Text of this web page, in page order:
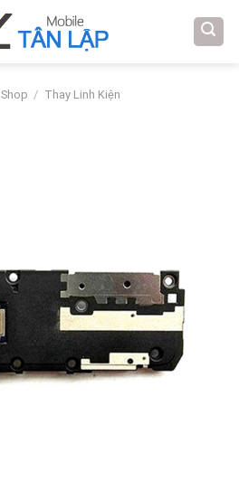
Shop / Thay Linh Kiện